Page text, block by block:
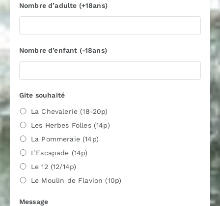
Nombre d’adulte (+18ans)
Nombre d’enfant (-18ans)
Gite souhaité
La Chevalerie (18-20p)
Les Herbes Folles (14p)
La Pommeraie (14p)
L’Escapade (14p)
Le 12 (12/14p)
Le Moulin de Flavion (10p)
Message